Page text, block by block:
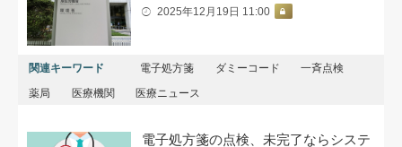
2025年12月19日 11:00
関連キーワード 電子処方箋 ダミーコード
一斉点検
薬局
医療機関 医療ニュース
電子処方箋の点検、未完了ならシステ